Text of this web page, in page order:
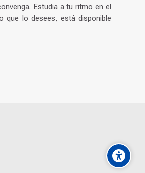
Estudia a tu ritmo en el
que lo desees, está disponible